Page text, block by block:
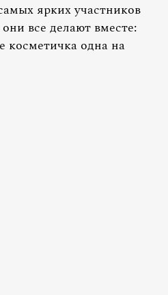
ярких участников
все делают вместе:
косметичка одна на